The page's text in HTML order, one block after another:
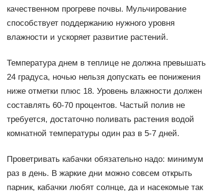
качественном прогреве почвы. Мульчирование
способствует поддержанию нужного уровня
влажности и ускоряет развитие растений.
Температура днем в теплице не должна превышать
24 градуса, ночью нельзя допускать ее понижения
ниже отметки плюс 18. Уровень влажности должен
составлять 60-70 процентов. Частый полив не
требуется, достаточно поливать растения водой
комнатной температуры один раз в 5-7 дней.
Проветривать кабачки обязательно надо: минимум
раз в день. В жаркие дни можно совсем открыть
парник, кабачки любят солнце, да и насекомые так